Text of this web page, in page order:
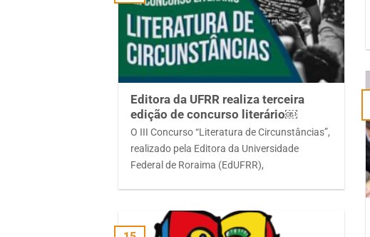
Editora da UFRR realiza terceira
edição de concurso literário￼
O III Concurso “Literatura de Circunstâncias”,
realizado pela Editora da Universidade
Federal de Roraima (EdUFRR),